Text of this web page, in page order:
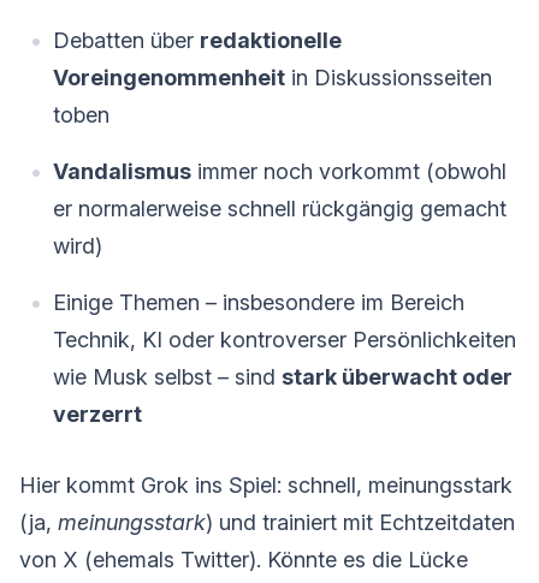
Debatten über redaktionelle
Voreingenommenheit in Diskussionsseiten
toben
Vandalismus immer noch vorkommt (obwohl
er normalerweise schnell rückgängig gemacht
wird)
Einige Themen – insbesondere im Bereich
Technik, KI oder kontroverser Persönlichkeiten
wie Musk selbst – sind stark überwacht oder
verzerrt
Hier kommt Grok ins Spiel: schnell, meinungsstark
(ja, meinungsstark) und trainiert mit Echtzeitdaten
von X (ehemals Twitter). Könnte es die Lücke